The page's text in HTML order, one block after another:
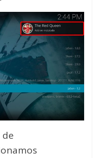
de